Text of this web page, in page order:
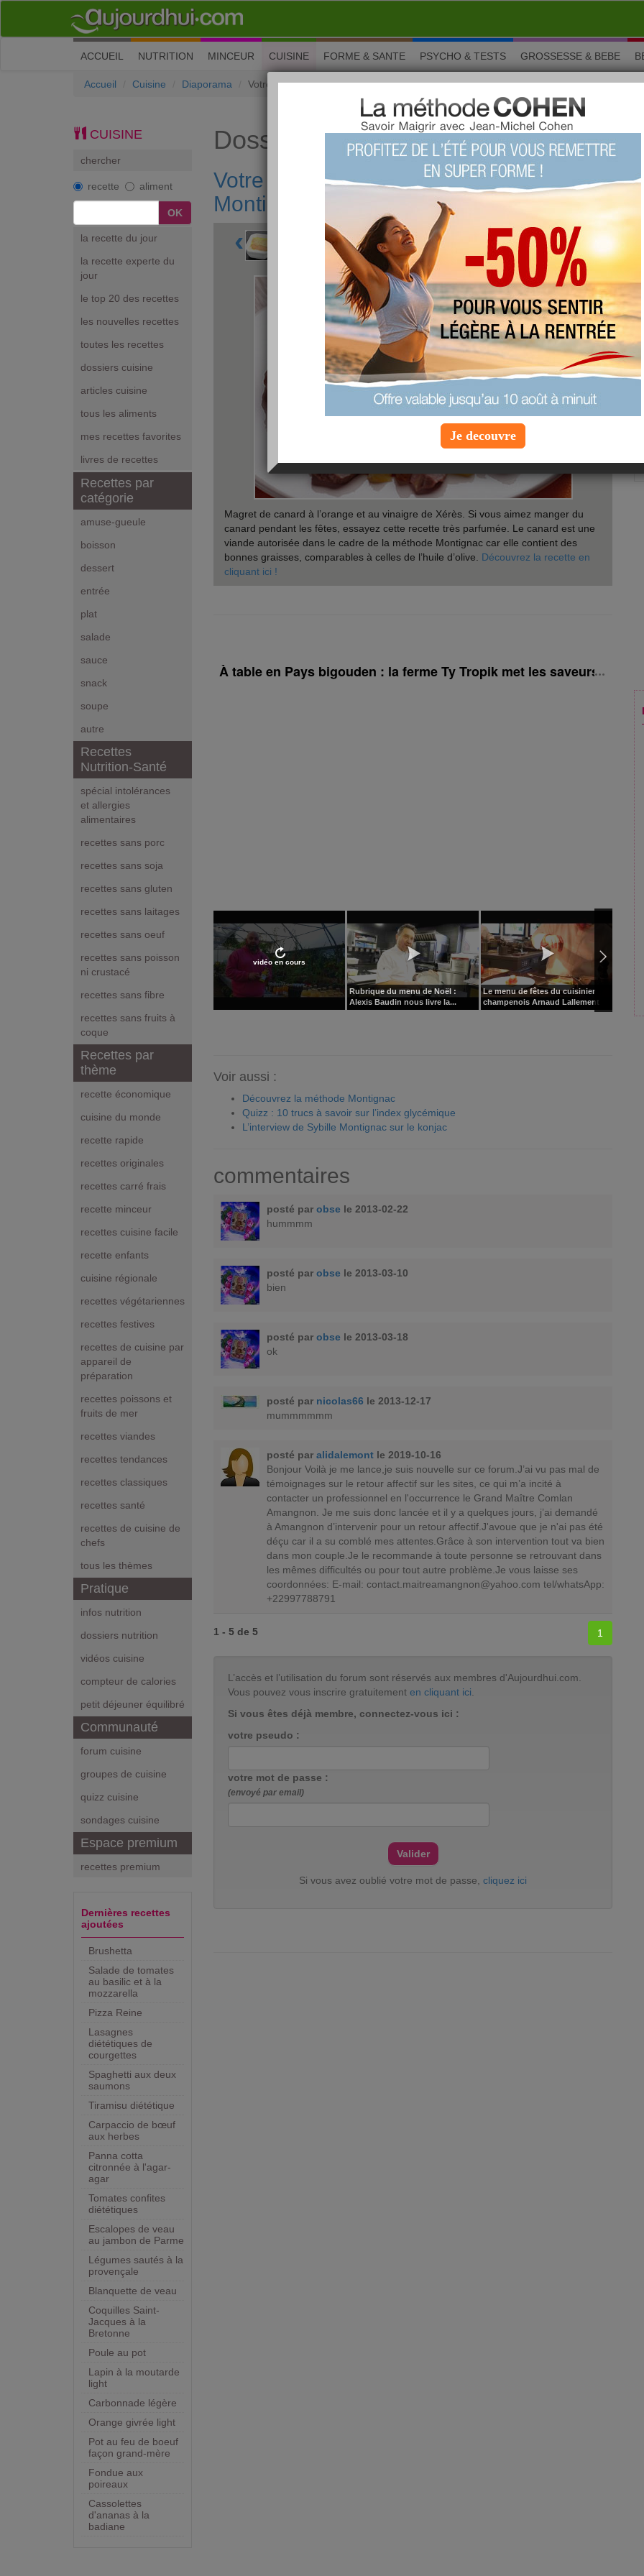
ACCUEIL (current)
NUTRITION MINCEUR CUISINE FORME & SANTE PSYCHO & TESTS GROSSESSE & BEBE
Accueil Cuisine Diaporama Votre menu de fêtes avec la méthode Montignac
CUISINE
chercher
recette aliment
la recette du jour
la recette experte du
jour
le top 20 des recettes
les nouvelles recettes
toutes les recettes
dossiers cuisine
articles cuisine
tous les aliments
mes recettes favorites
livres de recettes
Recettes par
catégorie
amuse-gueule
boisson
dessert
entrée
plat
salade
sauce
snack
soupe
autre
Recettes
Nutrition-Santé
spécial intolérances
et allergies
alimentaires
recettes sans porc
recettes sans soja
recettes sans gluten
recettes sans laitages
recettes sans oeuf
recettes sans poisson
ni crustacé
recettes sans fibre
recettes sans fruits à
coque
Recettes par
thème
recette économique
cuisine du monde
recette rapide
recettes originales
recettes carré frais
recette minceur
recettes cuisine facile
recette enfants
cuisine régionale
recettes végétariennes
recettes festives
recettes de cuisine par
appareil de
préparation
recettes poissons et
fruits de mer
recettes viandes
recettes tendances
recettes classiques
recettes santé
recettes de cuisine de
chefs
tous les thèmes
Pratique
infos nutrition
dossiers nutrition
vidéos cuisine
compteur de calories
petit déjeuner équilibré
Communauté
forum cuisine
groupes de cuisine
quizz cuisine
sondages cuisine
Espace premium
recettes premium
Dernières recettes
ajoutées
Brushetta
Salade de tomates
au basilic et à la
mozzarella
Pizza Reine
Lasagnes
diététiques de
courgettes
Spaghetti aux deux
saumons
Tiramisu diététique
Carpaccio de bœuf
aux herbes
Panna cotta
citronnée à l'agar-
agar
Tomates confites
diététiques
Escalopes de veau
au jambon de Parme
Légumes sautés à la
provençale
Blanquette de veau
Coquilles Saint-
Jacques à la
Bretonne
Poule au pot
Lapin à la moutarde
light
Carbonnade légère
Orange givrée light
Pot au feu de boeuf
façon grand-mère
Fondue aux
poireaux
Cassolettes
d'ananas à la
badiane
Dossiers Cuisine
Votre menu de fêtes avec la méthode
Montignac
‹ › 5/10
Magret de canard à l’orange et au vinaigre de Xérès. Si vous aimez manger du
canard pendant les fêtes, essayez cette recette très parfumée. Le canard est une
viande autorisée dans le cadre de la méthode Montignac car elle contient des
bonnes graisses, comparables à celles de l’huile d’olive. Découvrez la recette en
cliquant ici !
À table en Pays bigouden : la ferme Ty Tropik met les saveurs
vidéo en cours
Rubrique du menu de Noël :
Alexis Baudin nous livre la...
Le menu de fêtes du cuisinier
champenois Arnaud Lallement
Lilian
Voir aussi :
Découvrez la méthode Montignac
Quizz : 10 trucs à savoir sur l’index glycémique
L’interview de Sybille Montignac sur le konjac
commentaires
posté par obse le 2013-02-22
hummmm
posté par obse le 2013-03-10
bien
posté par obse le 2013-03-18
ok
posté par nicolas66 le 2013-12-17
mummmmmm
posté par alidalemont le 2019-10-16
Bonjour Voilà je me lance,je suis nouvelle sur ce forum.J’ai vu pas mal de
témoignages sur le retour affectif sur les sites, ce qui m’a incité à
contacter un professionnel en l'occurrence le Grand Maître Comlan
Amangnon. Je me suis donc lancée et il y a quelques jours, j’ai demandé
à Amangnon d’intervenir pour un retour affectif.J'avoue que je n'ai pas été
déçu car il a su comblé mes attentes.Grâce à son intervention tout va bien
dans mon couple.Je le recommande à toute personne se retrouvant dans
les mêmes difficultés ou pour tout autre problème.Je vous laisse ses
coordonnées: E-mail: contact.maitreamangnon@yahoo.com tel/whatsApp:
+22997788791
1 - 5 de 5 1
L’accès et l’utilisation du forum sont réservés aux membres d'Aujourdhui.com.
Vous pouvez vous inscrire gratuitement en cliquant ici
Si vous êtes déjà membre, connectez-vous ici :
votre pseudo :
votre mot de passe :
(envoyé par email)
Si vous avez oublié votre mot de passe, cliquez ici
Je decouvre